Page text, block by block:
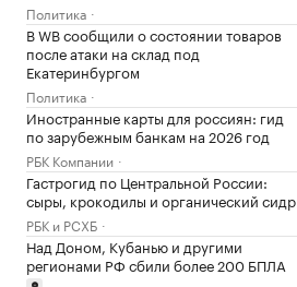
Политика
В WB сообщили о состоянии товаров
после атаки на склад под
Екатеринбургом
Политика
Иностранные карты для россиян: гид
по зарубежным банкам на 2026 год
РБК Компании
Гастрогид по Центральной России:
сыры, крокодилы и органический сидр
РБК и РСХБ
Над Доном, Кубанью и другими
регионами РФ сбили более 200 БПЛА